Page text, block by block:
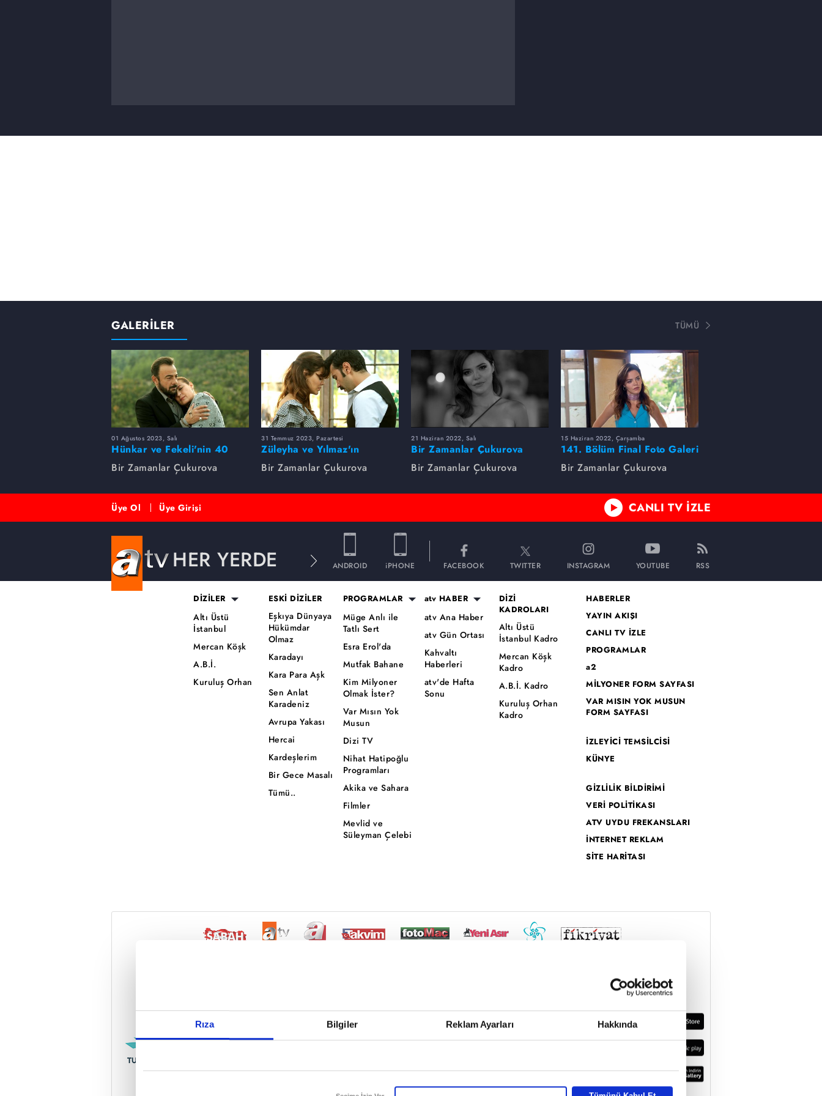
Rıza Bilgiler Reklam Ayarları Hakkında
Reddet
GALERİLER TÜMÜ
01 Ağustos 2023, Salı
Hünkar ve Fekeli'nin 40
yıllık sevdası
Bir Zamanlar Çukurova
31 Temmuz 2023, Pazartesi
Züleyha ve Yılmaz'ın
Unutulmaz Aşkı
Bir Zamanlar Çukurova
21 Haziran 2022, Salı
Bir Zamanlar Çukurova
Zaman Makinesi
Bir Zamanlar Çukurova
15 Haziran 2022, Çarşamba
141. Bölüm Final Foto Galeri
Bir Zamanlar Çukurova
Üye Ol Üye Girişi CANLI TV İZLE
HER YERDE ANDROID iPHONE FACEBOOK TWITTER INSTAGRAM YOUTUBE RSS
DİZİLER
Altı Üstü
İstanbul
Mercan Köşk
A.B.İ.
Kuruluş Orhan
ESKİ DİZİLER
Eşkıya Dünyaya
Hükümdar
Olmaz
Karadayı
Kara Para Aşk
Sen Anlat
Karadeniz
Avrupa Yakası
Hercai
Kardeşlerim
Bir Gece Masalı
Tümü..
PROGRAMLAR
Müge Anlı ile
Tatlı Sert
Esra Erol'da
Mutfak Bahane
Kim Milyoner
Olmak İster?
Var Mısın Yok
Musun
Dizi TV
Nihat Hatipoğlu
Programları
Akika ve Sahara
Filmler
Mevlid ve
Süleyman Çelebi
atv HABER
atv Ana Haber
atv Gün Ortası
Kahvaltı
Haberleri
atv'de Hafta
Sonu
DİZİ
KADROLARI
Altı Üstü
İstanbul Kadro
Mercan Köşk
Kadro
A.B.İ. Kadro
Kuruluş Orhan
Kadro
HABERLER
YAYIN AKIŞI
CANLI TV İZLE
PROGRAMLAR
a2
MİLYONER FORM SAYFASI
VAR MISIN YOK MUSUN
FORM SAYFASI
İZLEYİCİ TEMSİLCİSİ
KÜNYE
GİZLİLİK BİLDİRİMİ
VERİ POLİTİKASI
ATV UYDU FREKANSLARI
İNTERNET REKLAM
SİTE HARİTASI